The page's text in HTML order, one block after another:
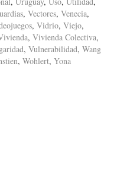
, Vectores, Venecia,
, Vidrio, Viejo,
, Vivienda Colectiva,
, Vulnerabilidad, Wang
, Wohlert, Yona